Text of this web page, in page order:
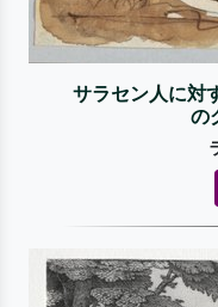
サラセン人に対
の